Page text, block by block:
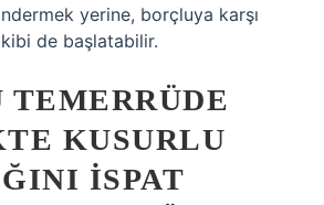
yerine, borçluya karşı
de başlatabilir.
TEMERRÜDE
KUSURLU
ISPAT